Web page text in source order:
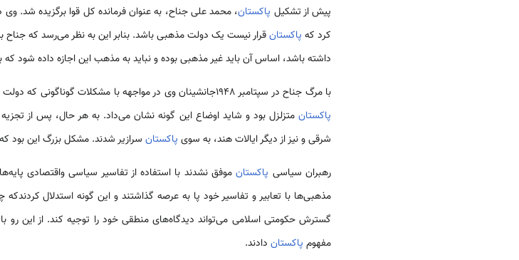
پیش از تشکیل پاکستان
کرد که پاکستانقرار نیست یک دولت مذهبی باشد. بنابر این به نظر می‌رسد که جناح
داشته باشد، اساس آن باید غیر مذهبی بوده و نباید به مذهب این اجازه داده شود
با مرگ جناح در سپتامبر 1948جانشینان وی در مواجهه با مشکلات گوناگونی که دولت تازه تأسیس با آن رو به رو شده بود، ناتوان بودند. ظاهرا وضعیت
پاکستان متزلزل بود و شاید اوضاع این گونه نشان می‌داد. به هر حال، پس از
شرقی و نیز از دیگر ایالات هند، به سوی پاکستان سرازیر شدند. مشکل بزرگ این بود
رهبران سیاسی پاکستانموفق نشدند با استفاده از تفاسیر سیاسی واقتصادی
مذهبی‌ها با تعابیر و تفاسیر خود پا به عرصه گذاشتند و این گونه استدلال
گسترش حکومتی اسلامی‌ می‌تواند دیدگاه‌های منطقی خود را توجیه کند. از این رو
مفهوم پاکستان دادند.